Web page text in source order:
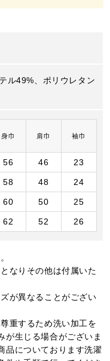
ル49%、ポリウレタン
身巾 肩巾 袖巾
56 46 23
58 48 24
60 50 25
62 52 26
なりその他は付属いた
が異なることがござい
重するため洗い加工を
が生じる場合がございま
品についております洗濯